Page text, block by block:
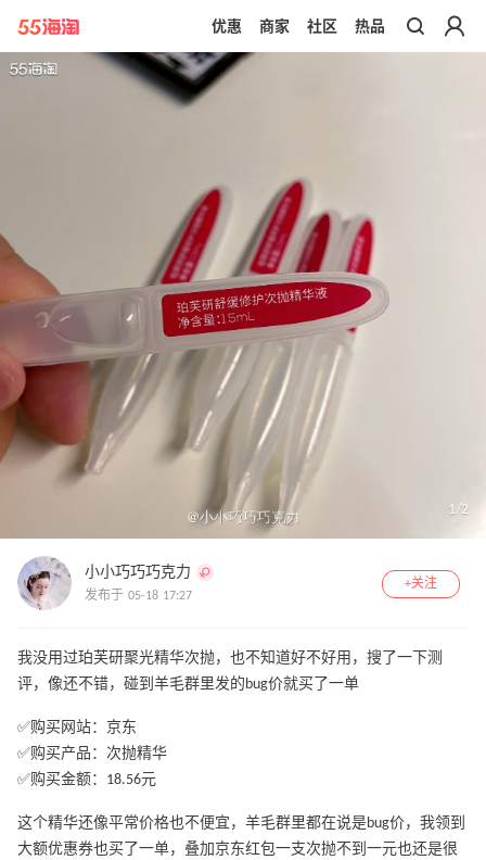
带你去官网买正品
优惠 商家 社区 热品
1/2
小小巧巧巧克力
发布于 05-18 17:27
+关注
我没用过珀芙研聚光精华次抛，也不知道好不好用，搜了一下测
评，像还不错，碰到羊毛群里发的bug价就买了一单
✅购买网站：京东
✅购买产品：次抛精华
✅购买金额：18.56元
这个精华还像平常价格也不便宜，羊毛群里都在说是bug价，我领到
大额优惠券也买了一单，叠加京东红包一支次抛不到一元也还是很